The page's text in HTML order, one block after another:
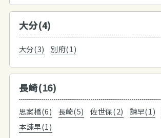
大分(4)
大分(3) 別府(1)
長崎(16)
思案橋(6) 長崎(5) 佐世保(2) 諫早(1)
本諫早(1)